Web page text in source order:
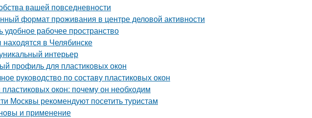
вашей повседневности
формат проживания в центре деловой активности
удобное рабочее пространство
в Челябинске
интерьер
профиль для пластиковых окон
руководство по составу пластиковых окон
окон: почему он необходим
Москвы рекомендуют посетить туристам
и применение